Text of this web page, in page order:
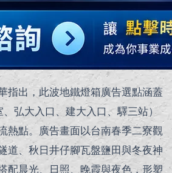
指出，此波地鐵燈箱廣告選點涵蓋
弘大入口、建大入口、驛三站）
熱點。廣告畫面以台南春季二寮觀
道、秋日井仔腳瓦盤鹽田與冬夜神
配晨光、日照、晚霞與夜色，形塑